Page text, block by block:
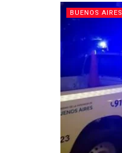
BUENOS AIRES